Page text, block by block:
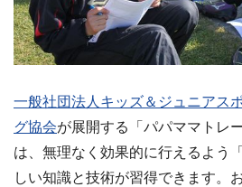
一般社団法人キッズ＆ジュニアス
グ協会が展開する「パパママトレ
は、無理なく効果的に行えるよう
しい知識と技術が習得できます。